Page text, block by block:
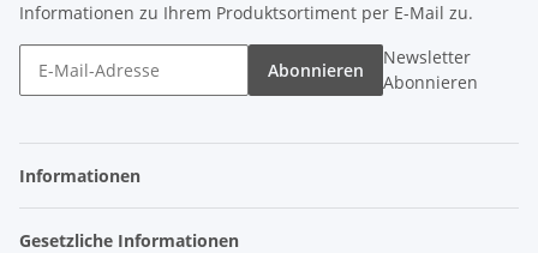
Informationen zu Ihrem Produktsortiment per E-Mail zu.
Abonnieren
Newsletter
Abonnieren
Informationen
Gesetzliche Informationen